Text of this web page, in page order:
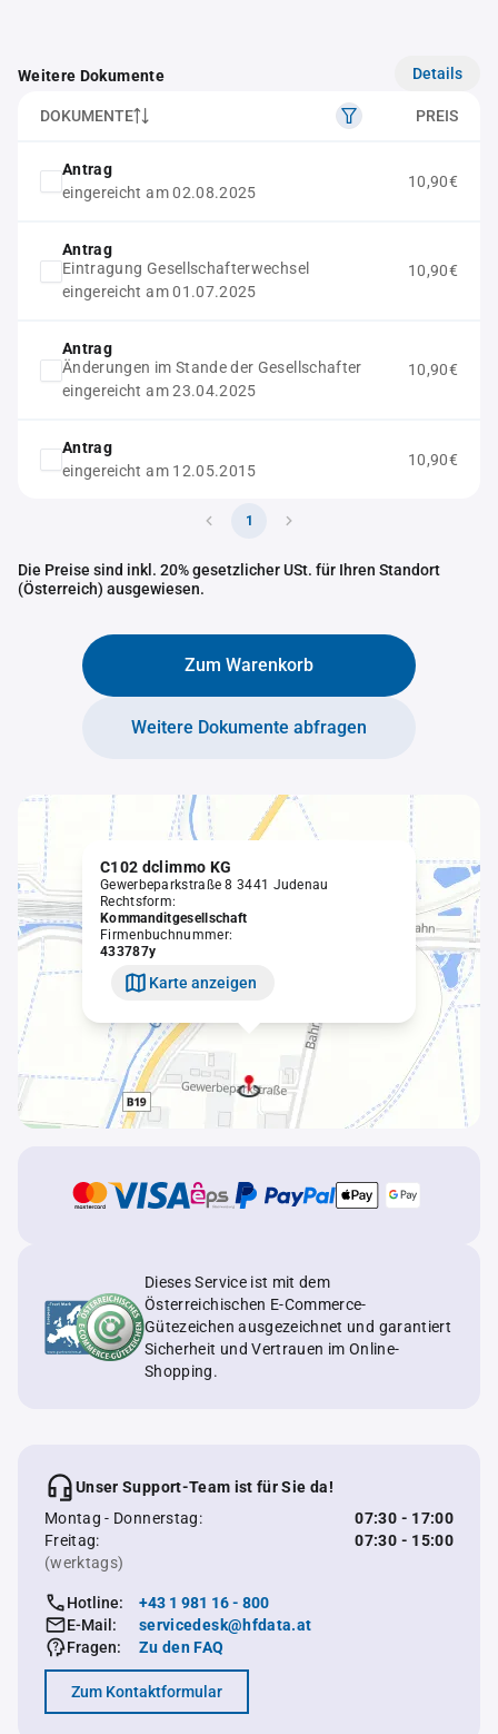
Weitere Dokumente Details
DOKUMENTE PREIS
Antrag
eingereicht am 02.08.2025
10,90€
Antrag
Eintragung Gesellschafterwechsel
eingereicht am 01.07.2025
10,90€
Antrag
Änderungen im Stande der Gesellschafter
eingereicht am 23.04.2025
10,90€
Antrag
eingereicht am 12.05.2015
10,90€
1
Die Preise sind inkl. 20% gesetzlicher USt. für Ihren Standort
(Österreich) ausgewiesen.
Zum Warenkorb
Weitere Dokumente abfragen
C102 dclimmo KG
Gewerbeparkstraße 8 3441 Judenau
Rechtsform:
Kommanditgesellschaft
Firmenbuchnummer:
433787y
Karte anzeigen
Dieses Service ist mit dem
Österreichischen E-Commerce-
Gütezeichen ausgezeichnet und garantiert
Sicherheit und Vertrauen im Online-
Shopping.
Unser Support-Team ist für Sie da!
Montag - Donnerstag:
07:30 - 17:00
Freitag:
07:30 - 15:00
(werktags)
Hotline:
+43 1 981 16 - 800
E-Mail:
servicedesk@hfdata.at
Fragen:
Zu den FAQ
Zum Kontaktformular